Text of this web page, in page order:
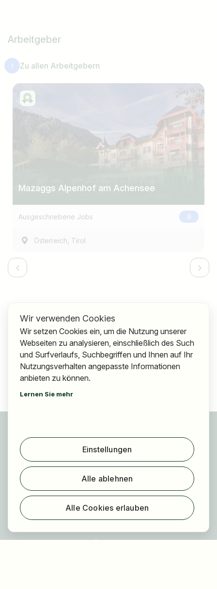
Arbeitgeber
Zu allen Arbeitgebern
Mazaggs Alpenhof am Achensee
Ausgeschriebene Jobs 9
Österreich, Tirol
Jobs finden
Arbeitgeber finden
Registrierung
Für Arbeitgeber
Über uns
Wir verwenden Cookies
Wir setzen Cookies ein, um die Nutzung unserer
Webseiten zu analysieren, einschließlich des Such
und Surfverlaufs, Suchbegriffen und Ihnen auf Ihr
Nutzungsverhalten angepasste Informationen
anbieten zu können.
Lernen Sie mehr
Einstellungen
Alle ablehnen
Alle Cookies erlauben